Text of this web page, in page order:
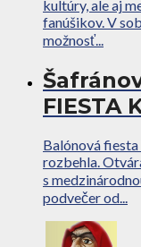
kultúry, ale aj
fanúšikov. V
možnosť...
FIESTA
Balónová fiesta
rozbehla.
s
podvečer od...